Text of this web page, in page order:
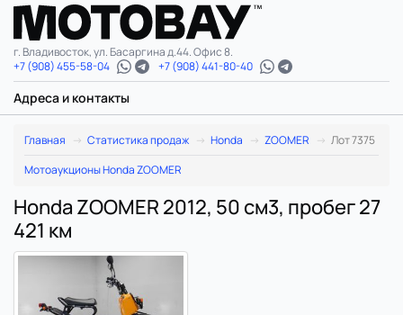
г. Владивосток, ул. Басаргина д.44. Офис 8.
+7 (908) 455-58-04
+7 (908) 441-80-40
Адреса и контакты
Главная Статистика продаж Honda ZOOMER
Лот 7375
Мотоаукционы Honda ZOOMER
Honda ZOOMER 2012, 50 см3, пробег 27
421 км